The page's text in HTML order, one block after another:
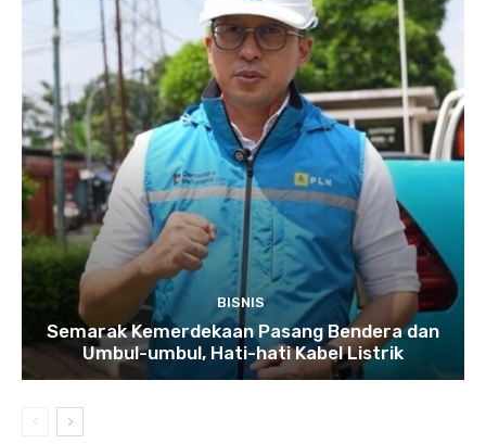
BISNIS
Semarak Kemerdekaan Pasang Bendera dan
Umbul-umbul, Hati-hati Kabel Listrik